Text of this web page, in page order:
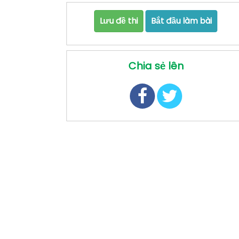
Lưu đề thi Bắt đầu làm bài
Chia sẻ lên